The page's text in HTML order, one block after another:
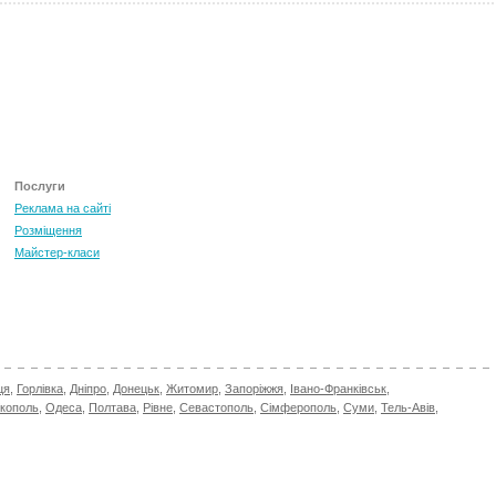
Послуги
Реклама на сайті
Розміщення
Майстер-класи
Горлівка Дніпро Донецьк Житомир Запоріжжя Івано-Франківськ
Одеса Полтава Рівне Севастополь Сімферополь Суми Тель-Авів